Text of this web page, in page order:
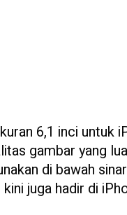
6,1 inci untuk
gambar yang
di bawah
juga hadir di